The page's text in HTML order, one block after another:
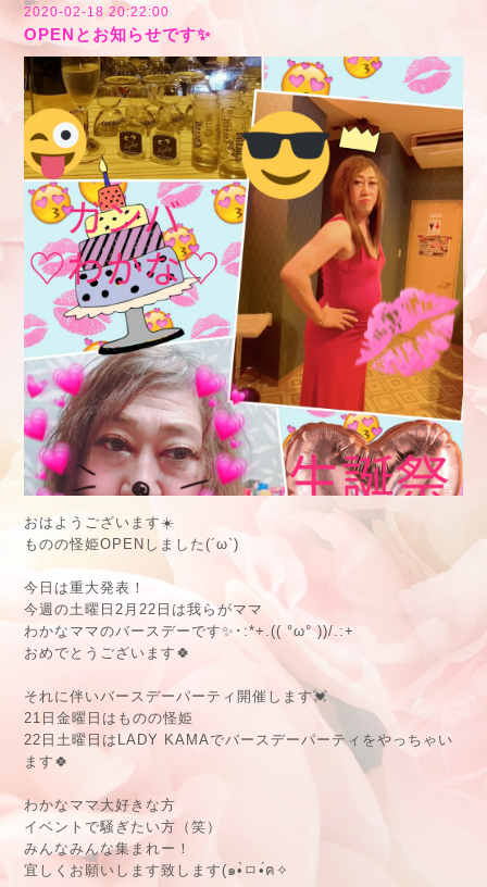
2020-02-18 20:22:00
OPENとお知らせです✨
おはようございます☀️
ものの怪姫OPENしました(´ω`)
今日は重大発表！
今週の土曜日2月22日は我らがママ
わかなママのバースデーです✨･:*+.(( °ω° ))/.:+
おめでとうございます🍀
それに伴いバースデーパーティ開催します💓
21日金曜日はものの怪姫
22日土曜日はLADY KAMAでバースデーパーティをやっちゃい
ます🍀
わかなママ大好きな方
イベントで騒ぎたい方（笑）
みんなみんな集まれー！
宜しくお願いします致します(๑•̀ㅁ•́ฅ✧